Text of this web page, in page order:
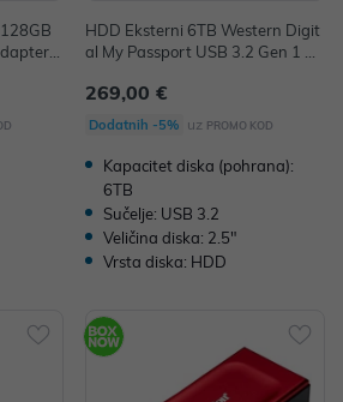
HDD Eksterni 6TB Western Digit
al My Passport USB 3.2 Gen 1 Si
269,00 €
Dodatnih -5% uz PROMO KOD
Kapacitet diska (pohrana):
6TB
Sučelje: USB 3.2
Veličina diska: 2.5"
Vrsta diska: HDD